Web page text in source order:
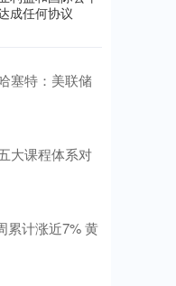
成任何协议
塞特：美联储
大课程体系对
累计涨近7% 黄